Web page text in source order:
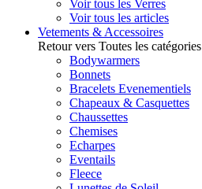
Voir tous les Verres
Voir tous les articles
Vetements & Accessoires
Retour vers Toutes les catégories
Bodywarmers
Bonnets
Bracelets Evenementiels
Chapeaux & Casquettes
Chaussettes
Chemises
Echarpes
Eventails
Fleece